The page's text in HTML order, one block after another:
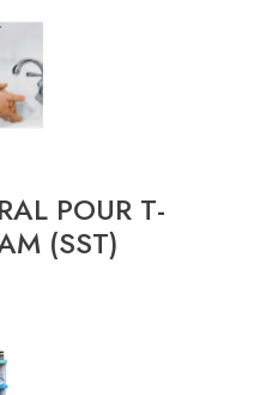
POUR T-
(SST)